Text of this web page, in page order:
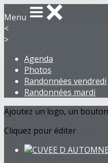
Menu
<
>
Agenda
Photos
Randonnées vendredi
Randonnées mardi
Ajoutez un logo, un
Cliquez pour éditer